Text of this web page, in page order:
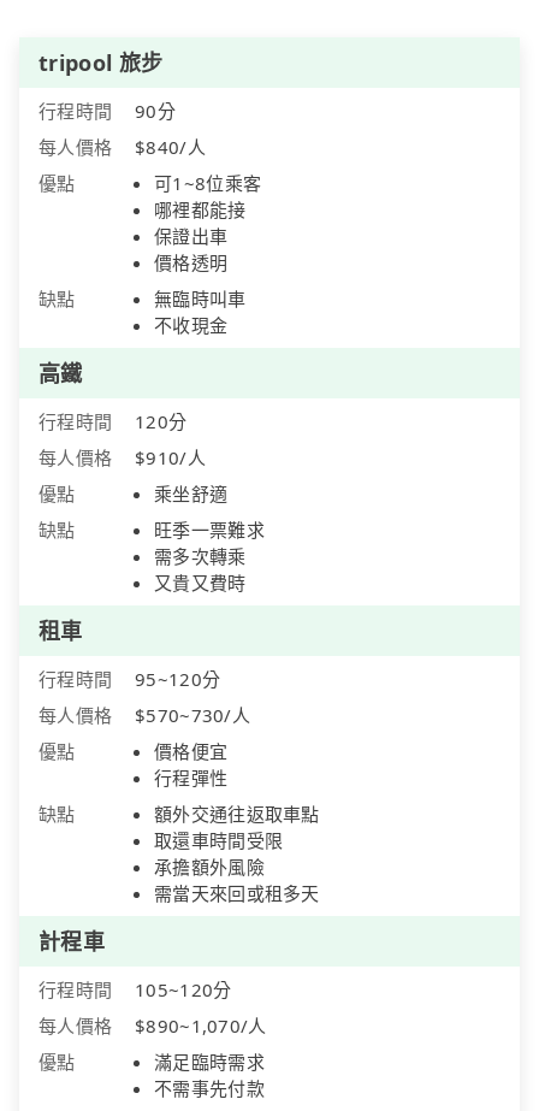
tripool 旅步
行程時間
90分
每人價格
$840/人
優點
可1~8位乘客
哪裡都能接
保證出車
價格透明
缺點
無臨時叫車
不收現金
高鐵
行程時間
120分
每人價格
$910/人
優點
乘坐舒適
缺點
旺季一票難求
需多次轉乘
又貴又費時
租車
行程時間
95~120分
每人價格
$570~730/人
優點
價格便宜
行程彈性
缺點
額外交通往返取車點
取還車時間受限
承擔額外風險
需當天來回或租多天
計程車
行程時間
105~120分
每人價格
$890~1,070/人
優點
滿足臨時需求
不需事先付款